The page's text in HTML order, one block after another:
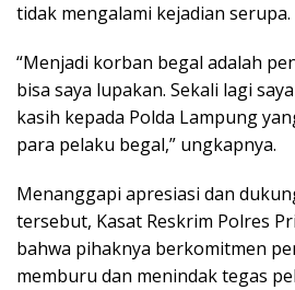
tidak mengalami kejadian serupa.
“Menjadi korban begal adalah
bisa saya lupakan. Sekali lagi
kasih kepada Polda Lampung
para pelaku begal,” ungkapnya.
Menanggapi apresiasi dan
tersebut, Kasat Reskrim Polres
bahwa pihaknya berkomitmen
memburu dan menindak tegas